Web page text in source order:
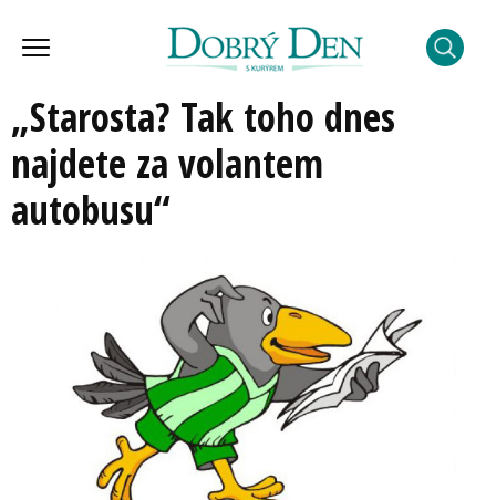
„Starosta? Tak toho dnes
najdete za volantem
autobusu“